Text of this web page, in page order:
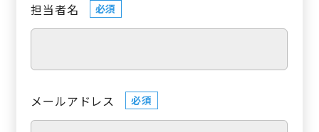
担当者名 必須
メールアドレス 必須